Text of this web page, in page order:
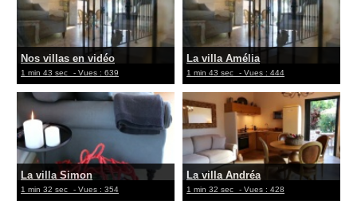
Nos villas en vidéo
1 min 43 sec - Vues : 639
La villa Amélia
1 min 43 sec - Vues : 444
La villa Simon
1 min 32 sec - Vues : 354
La villa Andréa
1 min 32 sec - Vues : 428